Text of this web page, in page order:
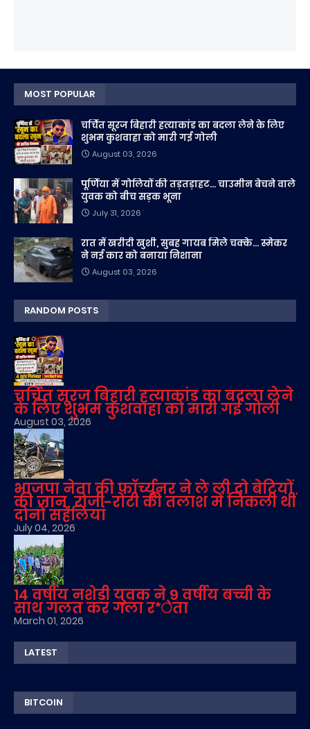
MOST POPULAR
चर्चित सूरज बिहारी हत्याकांड का बदला लेने के लिए
शुभम कुशवाहा को मारी गई गोली
August 03, 2026
पूर्णिया में गोलियों की तड़तड़ाहट... चाउमीन बेचने वाले
युवक को बीच सड़क भूना
July 31, 2026
रात में खरीदी खुशी, सुबह गायब मिले चक्के... स्मेकर
ने नई कार को बनाया निशाना
August 03, 2026
RANDOM POSTS
चर्चित सूरज बिहारी हत्याकांड का बदला लेने
के लिए शुभम कुशवाहा को मारी गई गोली
August 03, 2026
भाजपा नेता की फॉर्च्यूनर ने ले ली दो बेटियों
की जान, रोजी-रोटी की तलाश में निकली थीं
दोनों सहेलियां
July 04, 2026
14 वर्षीय नशेड़ी युवक ने 9 वर्षीय बच्ची के
साथ गलत कर गला र*ेता
March 01, 2026
LATEST
BITCOIN